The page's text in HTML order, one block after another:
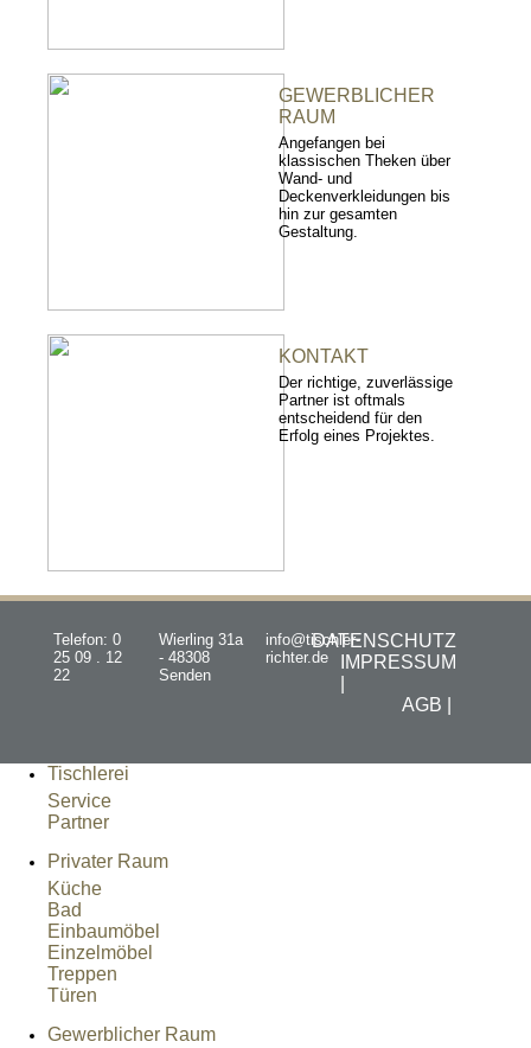
GEWERBLICHER
RAUM
Angefangen bei
klassischen Theken über
Wand- und
Deckenverkleidungen bis
hin zur gesamten
Gestaltung.
KONTAKT
Der richtige, zuverlässige
Partner ist oftmals
entscheidend für den
Erfolg eines Projektes.
Telefon: 0
25 09 . 12
22
Wierling 31a
- 48308
Senden
info@tischler-
richter.de
DATENSCHUTZ
IMPRESSUM
AGB |
Tischlerei
Service
Partner
Privater Raum
Küche
Bad
Einbaumöbel
Einzelmöbel
Treppen
Türen
Gewerblicher Raum